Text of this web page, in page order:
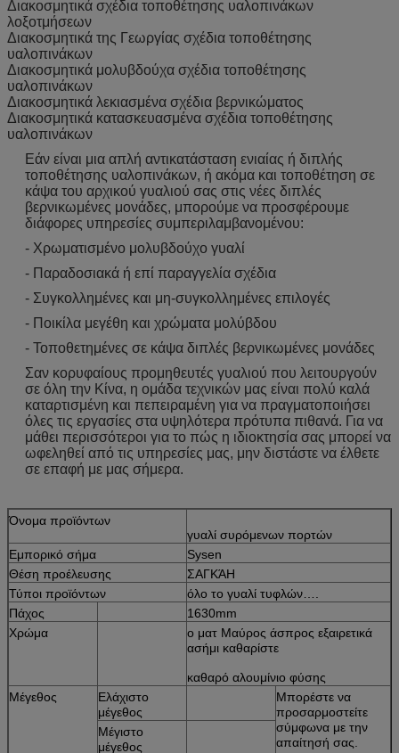
Διακοσμητικά σχέδια τοποθέτησης υαλοπινάκων
λοξοτμήσεων
Διακοσμητικά της Γεωργίας σχέδια τοποθέτησης
υαλοπινάκων
Διακοσμητικά μολυβδούχα σχέδια τοποθέτησης
υαλοπινάκων
Διακοσμητικά λεκιασμένα σχέδια βερνικώματος
Διακοσμητικά κατασκευασμένα σχέδια τοποθέτησης
υαλοπινάκων
Εάν είναι μια απλή αντικατάσταση ενιαίας ή διπλής
τοποθέτησης υαλοπινάκων, ή ακόμα και τοποθέτηση σε
κάψα του αρχικού γυαλιού σας στις νέες διπλές
βερνικωμένες μονάδες, μπορούμε να προσφέρουμε
διάφορες υπηρεσίες συμπεριλαμβανομένου:
- Χρωματισμένο μολυβδούχο γυαλί
- Παραδοσιακά ή επί παραγγελία σχέδια
- Συγκολλημένες και μη-συγκολλημένες επιλογές
- Ποικίλα μεγέθη και χρώματα μολύβδου
- Τοποθετημένες σε κάψα διπλές βερνικωμένες μονάδες
Σαν κορυφαίους προμηθευτές γυαλιού που λειτουργούν
σε όλη την Κίνα, η ομάδα τεχνικών μας είναι πολύ καλά
καταρτισμένη και πεπειραμένη για να πραγματοποιήσει
όλες τις εργασίες στα υψηλότερα πρότυπα πιθανά. Για να
μάθει περισσότεροι για το πώς η ιδιοκτησία σας μπορεί να
ωφεληθεί από τις υπηρεσίες μας, μην διστάστε να έλθετε
σε επαφή με μας σήμερα.
Όνομα προϊόντων
γυαλί συρόμενων πορτών
Εμπορικό σήμα
Sysen
Θέση προέλευσης
ΣΑΓΚΆΗ
Τύποι προϊόντων
όλο το γυαλί τυφλών….
Πάχος
1630mm
Χρώμα
ο ματ Μαύρος άσπρος εξαιρετικά
ασήμι καθαρίστε
καθαρό αλουμίνιο φύσης
Μέγεθος
Ελάχιστο
μέγεθος
Μπορέστε να
προσαρμοστείτε
σύμφωνα με την
απαίτησή σας.
Μέγιστο
μέγεθος